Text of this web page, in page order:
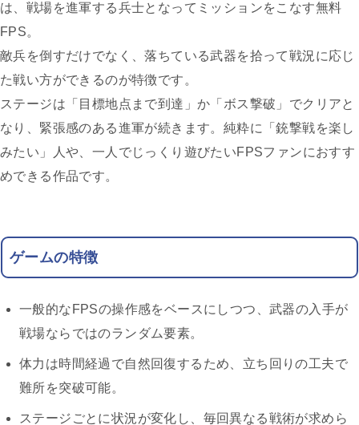
は、戦場を進軍する兵士となってミッションをこなす無料
FPS。
敵兵を倒すだけでなく、落ちている武器を拾って戦況に応じ
た戦い方ができるのが特徴です。
ステージは「目標地点まで到達」か「ボス撃破」でクリアと
なり、緊張感のある進軍が続きます。純粋に「銃撃戦を楽し
みたい」人や、一人でじっくり遊びたいFPSファンにおすす
めできる作品です。
ゲームの特徴
一般的なFPSの操作感をベースにしつつ、武器の入手が
戦場ならではのランダム要素。
体力は時間経過で自然回復するため、立ち回りの工夫で
難所を突破可能。
ステージごとに状況が変化し、毎回異なる戦術が求めら